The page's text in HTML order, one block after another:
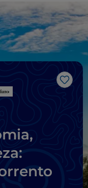
Gosto